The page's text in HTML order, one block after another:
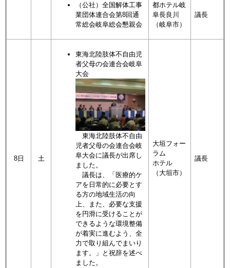
（公社）全国解体工事
業団体連合会第8回通
常総会岐阜総会懇親会
都ホテル岐
阜長良川
（岐阜市）
議長
8日 土
東海北陸肢体不自由児
者父母の会連合会岐阜
大会
東海北陸肢体不自由
児者父母の会連合会岐
阜大会に議長が出席し
ました。
議長は、「医療的ケ
アを日常的に必要とす
る方の地域生活の向
上、また、必要な支援
を円滑に受けることが
できるような環境整備
が着実に進むよう、全
力で取り組んでまいり
ます。」と祝辞を述べ
ました。
大垣フォー
ラム
ホテル
（大垣市）
議長